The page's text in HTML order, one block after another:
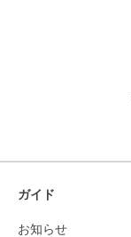
ガイド
お知らせ